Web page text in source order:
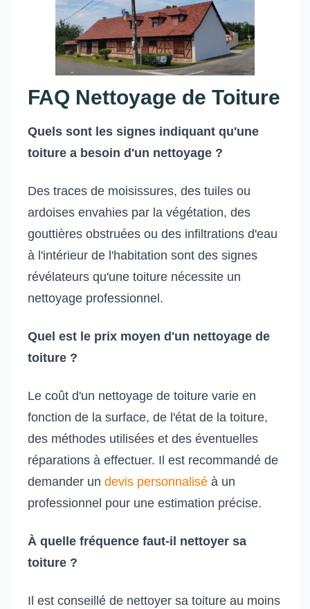
FAQ Nettoyage de Toiture
Quels sont les signes indiquant qu'une
toiture a besoin d'un nettoyage ?
Des traces de moisissures, des tuiles ou
ardoises envahies par la végétation, des
gouttières obstruées ou des infiltrations d'eau
à l'intérieur de l'habitation sont des signes
révélateurs qu'une toiture nécessite un
nettoyage professionnel.
Quel est le prix moyen d'un nettoyage de
toiture ?
Le coût d'un nettoyage de toiture varie en
fonction de la surface, de l'état de la toiture,
des méthodes utilisées et des éventuelles
réparations à effectuer. Il est recommandé de
demander un devis personnalisé à un
professionnel pour une estimation précise.
À quelle fréquence faut-il nettoyer sa
toiture ?
Il est conseillé de nettoyer sa toiture au moins